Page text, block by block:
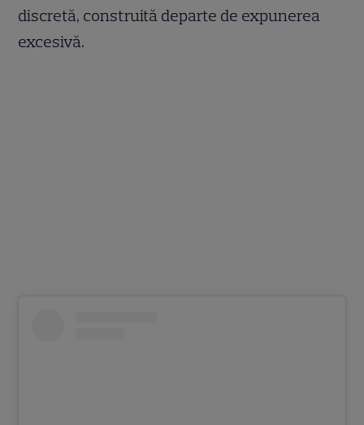
discretă, construită departe de expunerea
excesivă.